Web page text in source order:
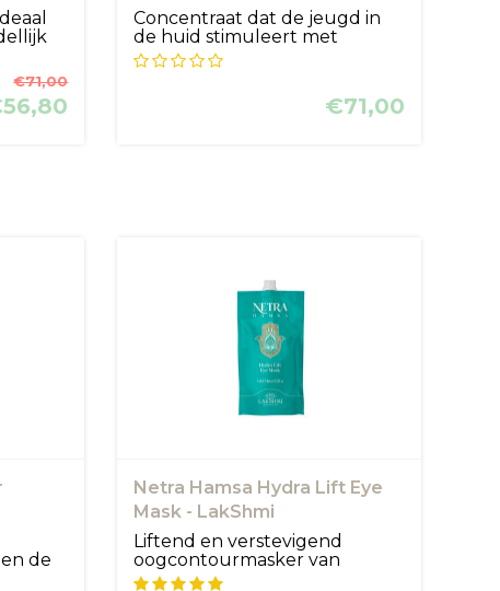
€71,00
Concentraat dat de jeugd in
de huid stimuleert met
maritiem ...
€71,00
de
Netra Hamsa Hydra Lift Eye
Mask - LakShmi
Liftend en verstevigend
oogcontourmasker van
LakShmi met hya...